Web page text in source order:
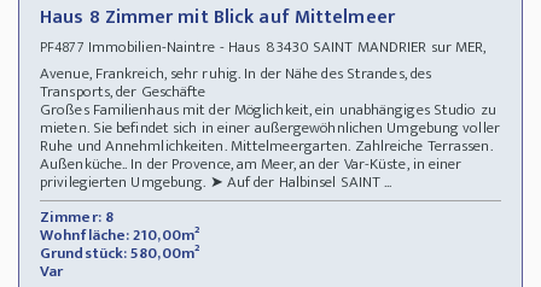
Haus 8 Zimmer mit Blick auf Mittelmeer
PF4877 Immobilien-Naintre - Haus 83430 SAINT MANDRIER sur MER,
Avenue, Frankreich, sehr ruhig. In der Nähe des Strandes, des
Transports, der Geschäfte
Großes Familienhaus mit der Möglichkeit, ein unabhängiges Studio zu
mieten. Sie befindet sich in einer außergewöhnlichen Umgebung voller
Ruhe und Annehmlichkeiten. Mittelmeergarten. Zahlreiche Terrassen.
Außenküche.. In der Provence, am Meer, an der Var-Küste, in einer
privilegierten Umgebung. ➤ Auf der Halbinsel SAINT ...
Zimmer: 8
Wohnfläche: 210,00m²
Grundstück: 580,00m²
Var